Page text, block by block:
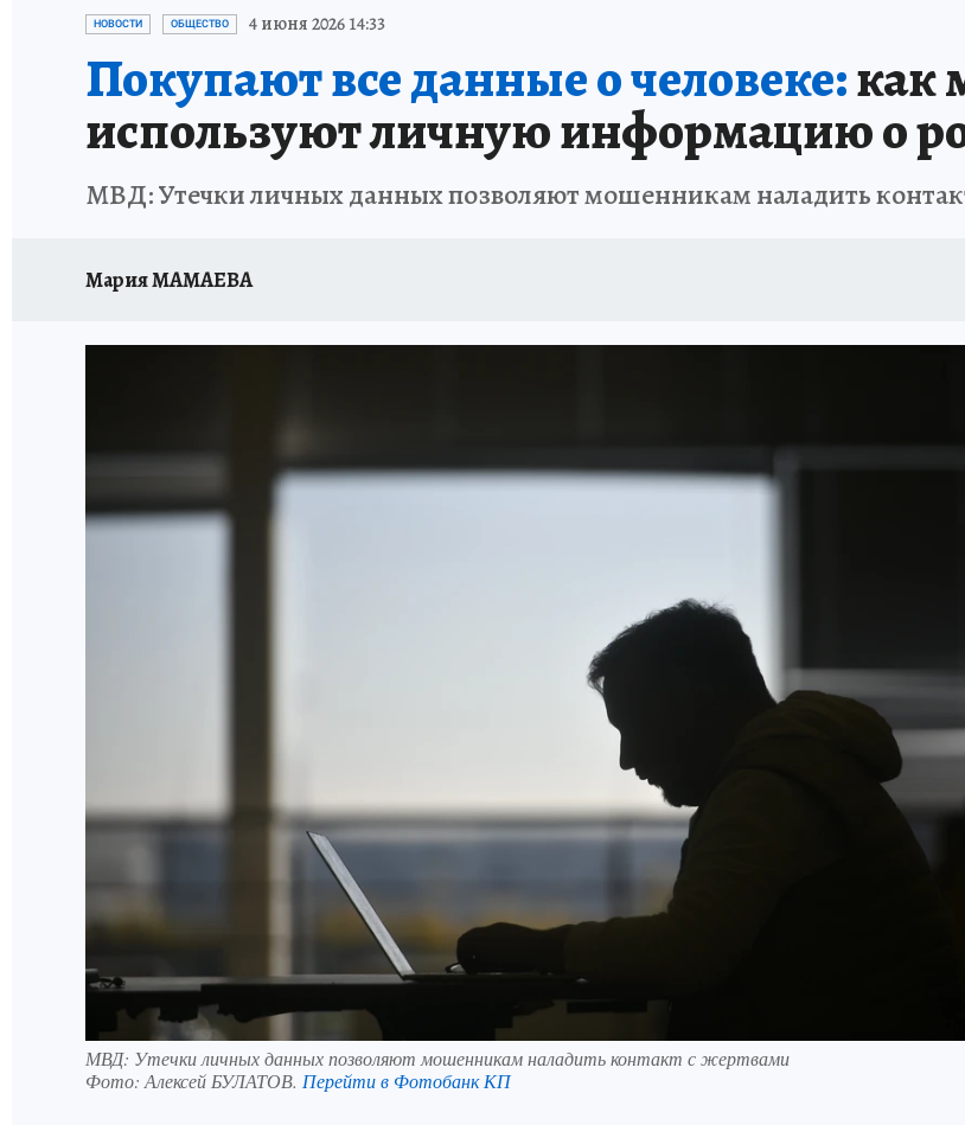
ИСПЫТАНО НА СЕБЕ
НОВОСТИ ОБЩЕСТВО 4 июня 2026 14:33
Покупают все данные о человеке:как
используют личную информацию о
МВД: Утечки личных данных позволяют мошенникам наладить
Мария МАМАЕВА
МВД: Утечки личных данных позволяют мошенникам наладить контакт с жертвами
Фото: Алексей БУЛАТОВ. Перейти в Фотобанк КП